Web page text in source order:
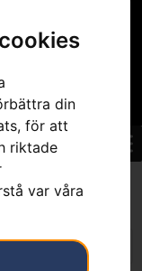
din
för att
riktade
var våra